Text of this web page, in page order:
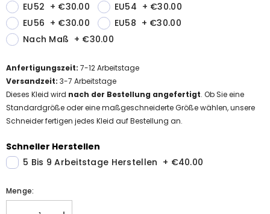
EU52 + €30.00 EU54 + €30.00
EU56 + €30.00 EU58 + €30.00
Nach Maß + €30.00
Anfertigungszeit: 7-12Arbeitstage
Versandzeit: 3-7 Arbeitstage
Dieses Kleid wird nach der Bestellung angefertigt. Ob Sie eine
Standardgröße oder eine maßgeschneiderte Größe wählen, unsere
Schneider fertigen jedes Kleid auf Bestellung an.
Schneller Herstellen
5 Bis 9 Arbeitstage Herstellen + €40.00
Menge: